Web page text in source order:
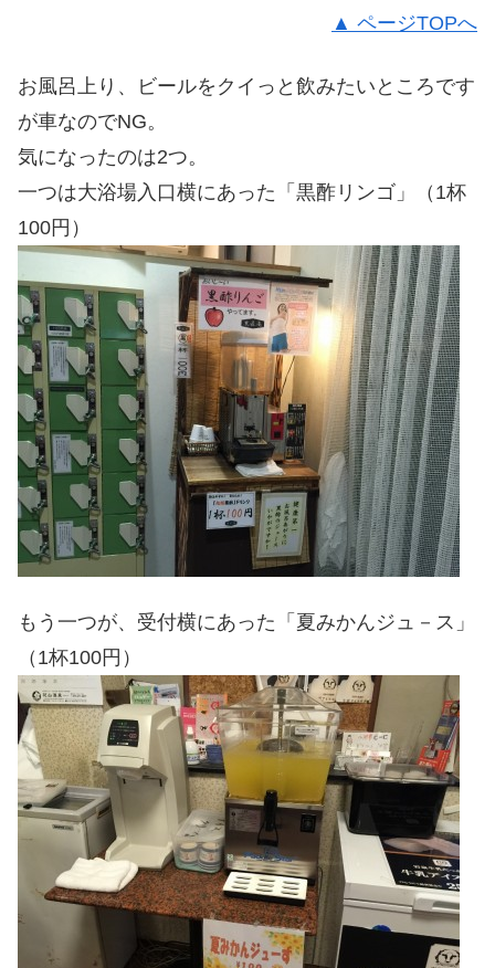
▲ ページTOPへ
お風呂上り、ビールをクイっと飲みたいところです
が車なのでNG。
気になったのは2つ。
一つは大浴場入口横にあった「黒酢リンゴ」（1杯
100円）
もう一つが、受付横にあった「夏みかんジュ－ス」
（1杯100円）